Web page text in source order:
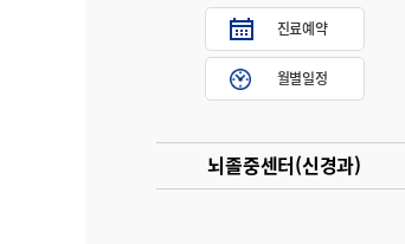
진료예약
월별일정
뇌졸중센터(신경과)